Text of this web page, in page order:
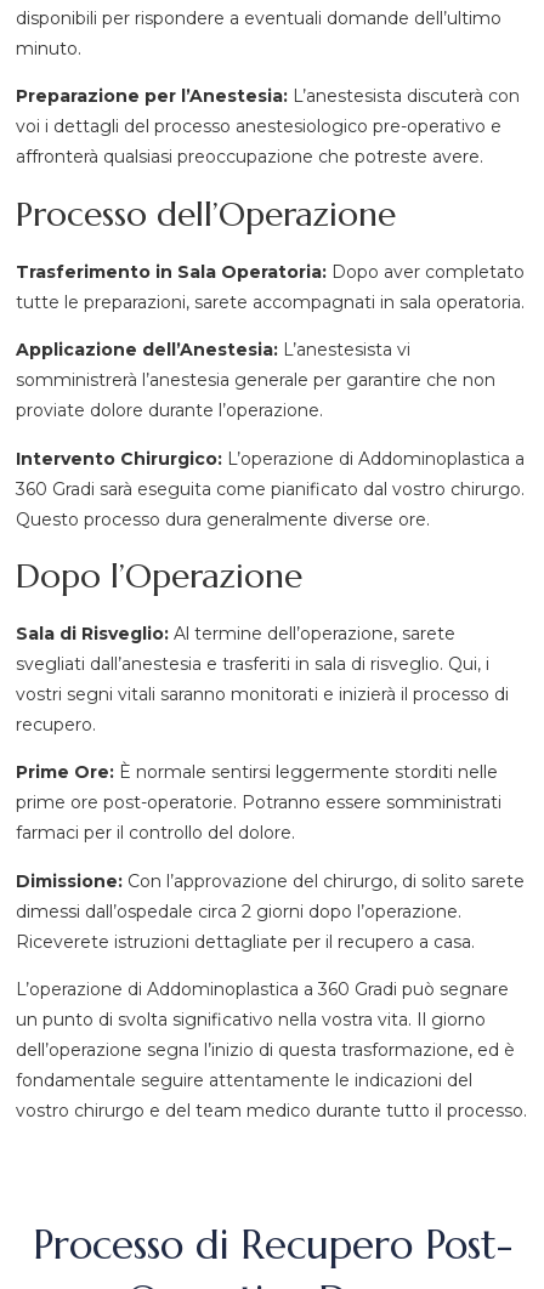
disponibili per rispondere a eventuali domande dell’ultimo
minuto.
Preparazione per l’Anestesia: L’anestesista discuterà con
voi i dettagli del processo anestesiologico pre-operativo e
affronterà qualsiasi preoccupazione che potreste avere.
Processo dell’Operazione
Trasferimento in Sala Operatoria: Dopo aver completato
tutte le preparazioni, sarete accompagnati in sala operatoria.
Applicazione dell’Anestesia: L’anestesista vi
somministrerà l’anestesia generale per garantire che non
proviate dolore durante l’operazione.
Intervento Chirurgico: L’operazione di Addominoplastica a
360 Gradi sarà eseguita come pianificato dal vostro chirurgo.
Questo processo dura generalmente diverse ore.
Dopo l’Operazione
Sala di Risveglio:Al termine dell’operazione, sarete
svegliati dall’anestesia e trasferiti in sala di risveglio. Qui, i
vostri segni vitali saranno monitorati e inizierà il processo di
recupero.
Prime Ore: È normale sentirsi leggermente storditi nelle
prime ore post-operatorie. Potranno essere somministrati
farmaci per il controllo del dolore.
Dimissione: Con l’approvazione del chirurgo, di solito sarete
dimessi dall’ospedale circa 2 giorni dopo l’operazione.
Riceverete istruzioni dettagliate per il recupero a casa.
L’operazione di Addominoplastica a 360 Gradi può segnare
un punto di svolta significativo nella vostra vita. Il giorno
dell’operazione segna l’inizio di questa trasformazione, ed è
fondamentale seguire attentamente le indicazioni del
vostro chirurgo e del team medico durante tutto il processo.
Processo di Recupero Post-